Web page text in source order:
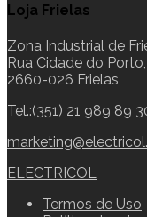
Loja Frielas
Zona Industrial de
Rua Cidade do
2660-026 Frielas
Tel.:(351) 21 989 89
ELECTRICOL
Termos de Uso